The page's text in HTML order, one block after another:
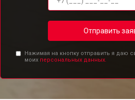
Отправить
Нажимая на кнопку отправить я даю
моих персональных данных.